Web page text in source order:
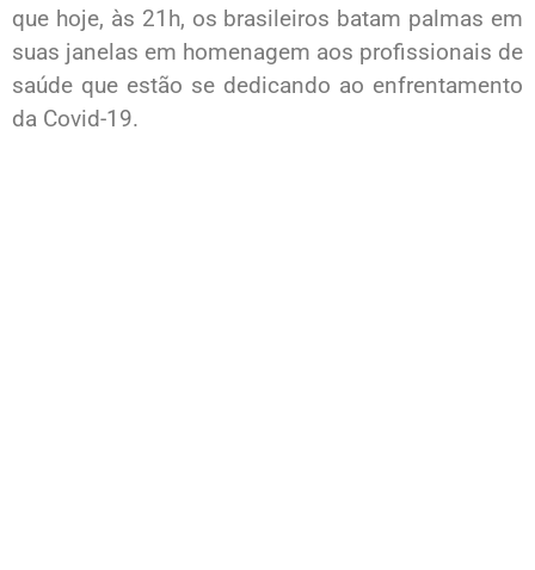
que hoje, às 21h, os brasileiros batam palmas em
suas janelas em homenagem aos profissionais de
saúde que estão se dedicando ao enfrentamento
da Covid-19.